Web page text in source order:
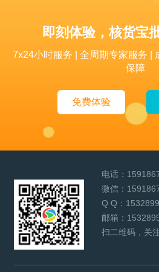
即刻体验，核货宝
7x24小时服务 | 全周期专家服务 |
保障
免费体验
电话：
微信：
Q Q：
邮箱：
扫二维码，关